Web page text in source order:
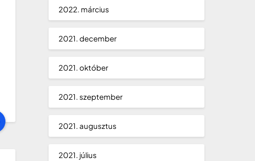
2022. március
2021. december
2021. október
2021. szeptember
2021. augusztus
2021. július